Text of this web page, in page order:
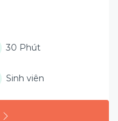
30 Phút
Sinh viên